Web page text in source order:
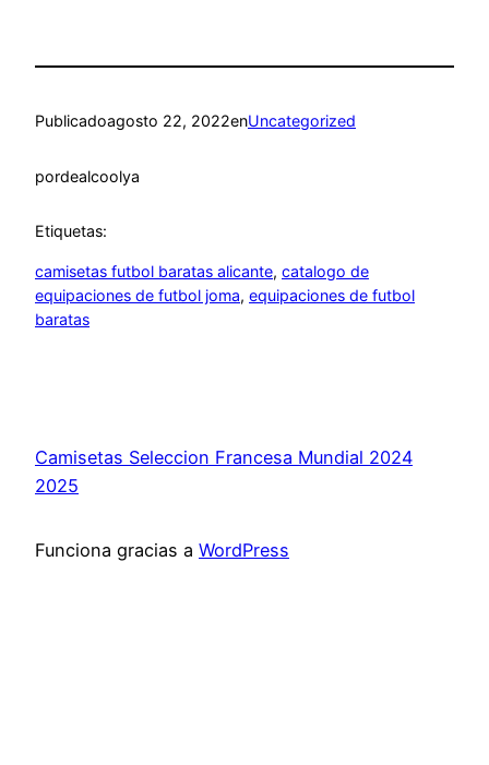
Publicadoagosto 22, 2022enUncategorized
pordealcoolya
Etiquetas:
camisetas futbol baratas alicante, catalogo de
equipaciones de futbol joma, equipaciones de futbol
baratas
Camisetas Seleccion Francesa Mundial 2024
2025
Funciona gracias a WordPress